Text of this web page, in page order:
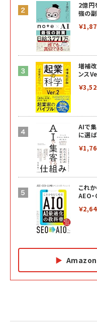
2億円
強の
￥
増補
ンス
￥
AIで
に選
￥
これ
AEO
￥
Amazon
2億円を
anan(ア
ベインキ